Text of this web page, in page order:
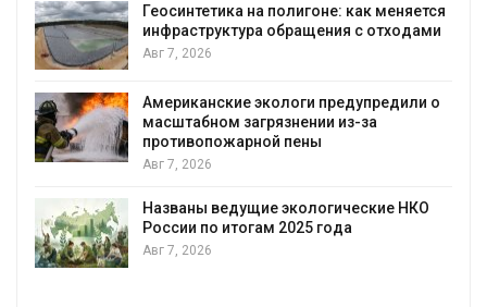
Геосинтетика на полигоне: как меняется
инфраструктура обращения с отходами
Авг 7, 2026
Американские экологи предупредили о
масштабном загрязнении из-за
противопожарной пены
Авг 7, 2026
Названы ведущие экологические НКО
России по итогам 2025 года
Авг 7, 2026